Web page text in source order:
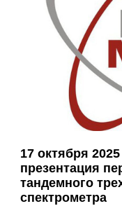
17 октября
презентация
тандемного
спектрометра